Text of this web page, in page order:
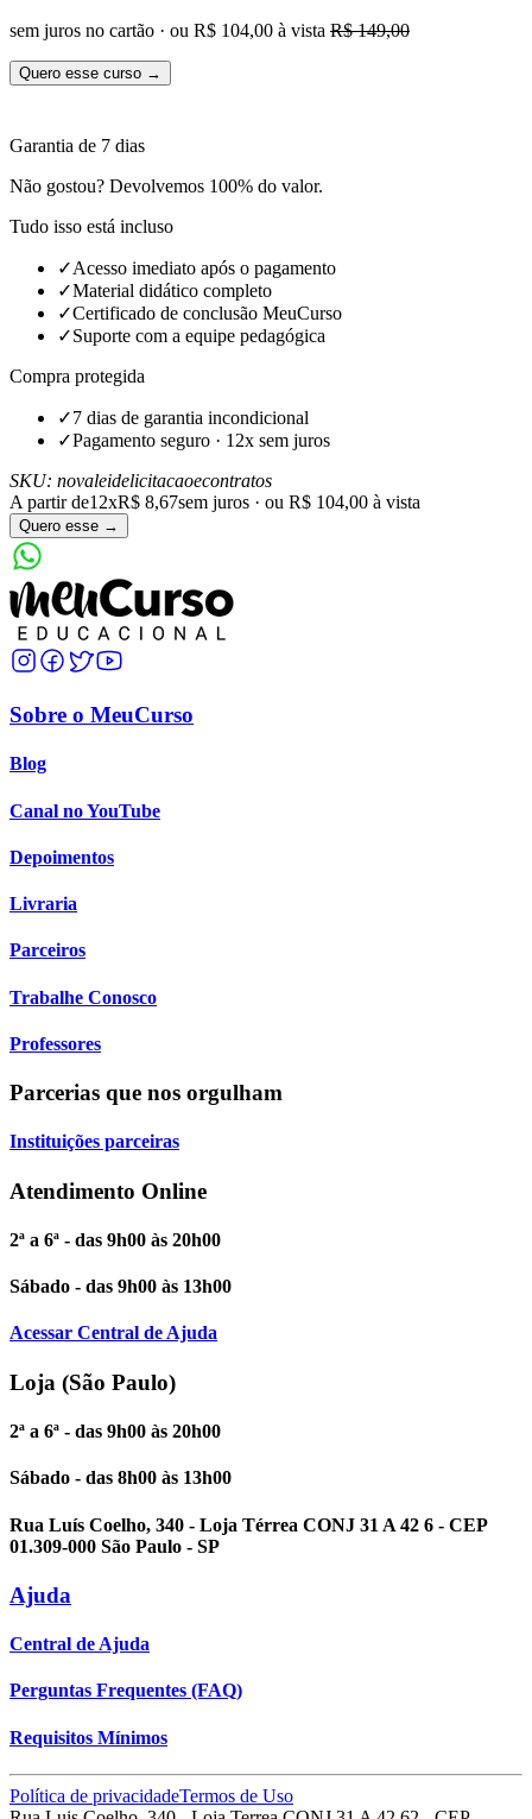
sem juros no cartão · ou R$ 104,00 à vista R$ 149,00
Quero esse curso →
Garantia de 7 dias
Não gostou? Devolvemos 100% do valor.
Tudo isso está incluso
✓Acesso imediato após o pagamento
✓Material didático completo
✓Certificado de conclusão MeuCurso
✓Suporte com a equipe pedagógica
Compra protegida
✓7 dias de garantia incondicional
✓Pagamento seguro · 12x sem juros
SKU: novaleidelicitacaoecontratos
A partir de12xR$ 8,67sem juros · ou R$ 104,00 à vista
Quero esse →
Sobre o MeuCurso
Blog
Canal no YouTube
Depoimentos
Livraria
Parceiros
Trabalhe Conosco
Professores
Parcerias que nos orgulham
Instituições parceiras
Atendimento Online
2ª a 6ª - das 9h00 às 20h00
Sábado - das 9h00 às 13h00
Acessar Central de Ajuda
Loja (São Paulo)
2ª a 6ª - das 9h00 às 20h00
Sábado - das 8h00 às 13h00
Rua Luís Coelho, 340 - Loja Térrea CONJ 31 A 42 6 - CEP
01.309-000 São Paulo - SP
Ajuda
Central de Ajuda
Perguntas Frequentes (FAQ)
Requisitos Mínimos
Política de privacidadeTermos de Uso